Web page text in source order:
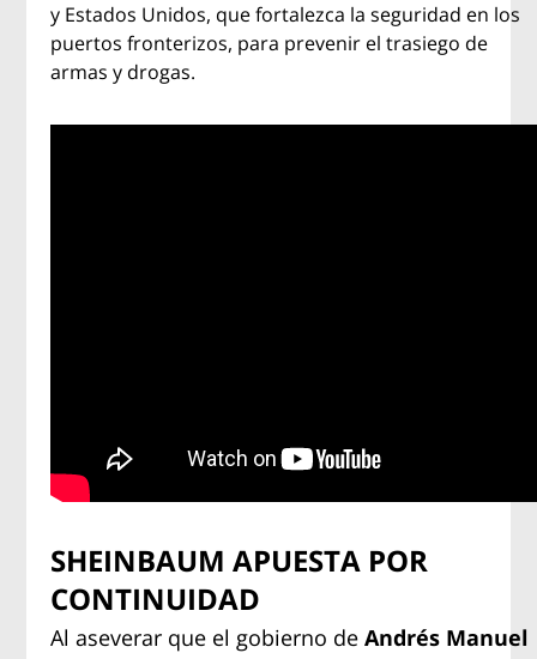
y Estados Unidos, que fortalezca la seguridad en los
puertos fronterizos, para prevenir el trasiego de
armas y drogas.
SHEINBAUM APUESTA POR
CONTINUIDAD
Al aseverar que el gobierno deAndrés Manuel